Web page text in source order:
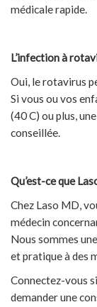
médicale rapide.
L’infection à
Oui, le rotavirus
Si vous ou vos
(40 C) ou plus,
conseillée.
Qu’est-ce que
Chez Laso MD,
médecin
Nous sommes
et pratique à des
Connectez-vous
demander une